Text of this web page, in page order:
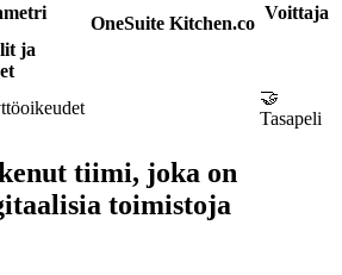
OneSuite Kitchen.co
Voittaja
ja
🤝
Tasapeli
tiimi, joka on
toimistoja